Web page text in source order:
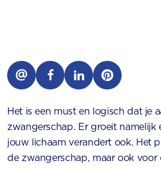
Het is een must en logisch dat je
zwangerschap. Er groeit namelijk
jouw lichaam verandert ook. Het
de zwangerschap, maar ook voor